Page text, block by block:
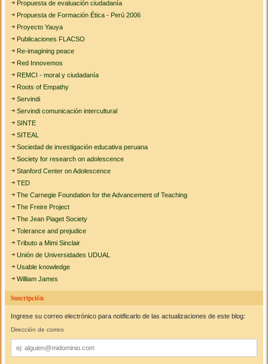
Propuesta de evaluación ciudadanía
Propuesta de Formación Ética - Perú 2006
Proyecto Yauya
Publicaciones FLACSO
Re-imagining peace
Red Innovemos
REMCI - moral y ciudadanía
Roots of Empathy
Servindi
Servindi comunicación intercultural
SINTE
SITEAL
Sociedad de investigación educativa peruana
Society for research on adolescence
Stanford Center on Adolescence
TED
The Carnegie Foundation for the Advancement of Teaching
The Freire Project
The Jean Piaget Society
Tolerance and prejudice
Tributo a Mimi Sinclair
Unión de Universidades UDUAL
Usable knowledge
William James
Suscripción
Ingrese su correo electrónico para notificarlo de las actualizaciones de este blog:
Dirección de correo
Dirección
de
correo